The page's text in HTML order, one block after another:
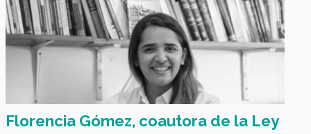
Florencia Gómez, coautora de la Ley